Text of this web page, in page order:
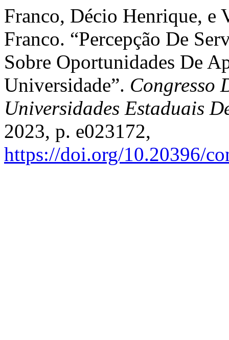
Franco, Décio Henrique, e
Franco. “Percepção De
Sobre Oportunidades De
Universidade”. Congresso
Universidades Estaduais
2023, p. e023172,
https://doi.org/10.20396/